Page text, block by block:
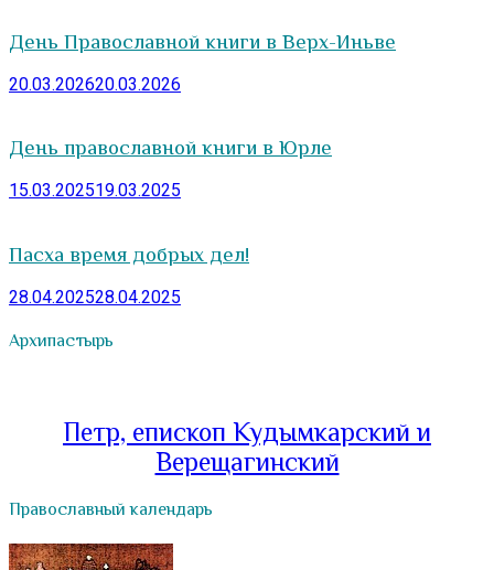
День Православной книги в Верх-Иньве
20.03.202620.03.2026
День православной книги в Юрле
15.03.202519.03.2025
Пасха время добрых дел!
28.04.202528.04.2025
Архипастырь
Петр, епископ Кудымкарский и
Верещагинский
Православный календарь